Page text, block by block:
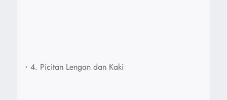
• 4. Picitan Lengan dan Kaki